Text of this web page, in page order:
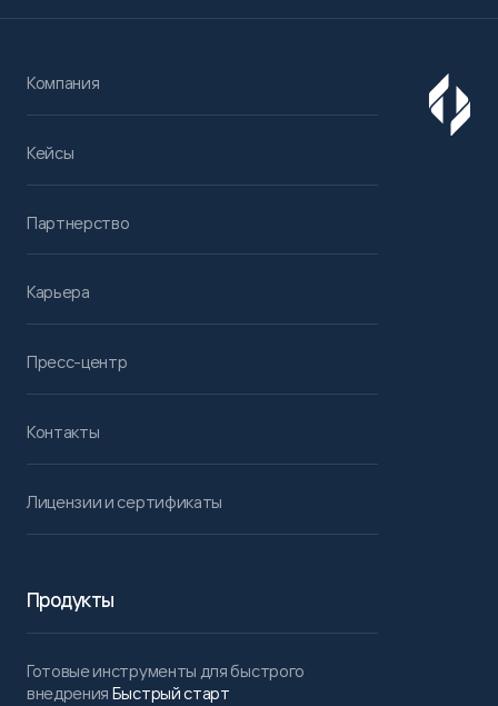
Компания
Кейсы
Партнерство
Карьера
Пресс-центр
Контакты
Лицензии и сертификаты
Продукты
Готовые инструменты для быстрого
внедрения Быстрый старт